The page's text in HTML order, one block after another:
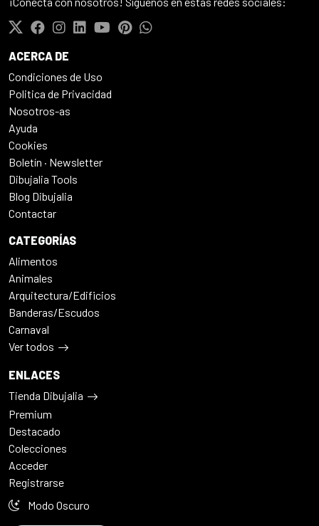
ACERCA DE
Condiciones de Uso
Politica de Privacidad
Nosotros-as
Ayuda
Cookies
Boletín · Newsletter
Dibujalia Tools
Blog Dibujalia
Contactar
CATEGORÍAS
Alimentos
Animales
Arquitectura/Edificios
Banderas/Escudos
Carnaval
Ver todos
ENLACES
Tienda Dibujalia
Premium
Destacado
Colecciones
Acceder
Registrarse
Modo Oscuro